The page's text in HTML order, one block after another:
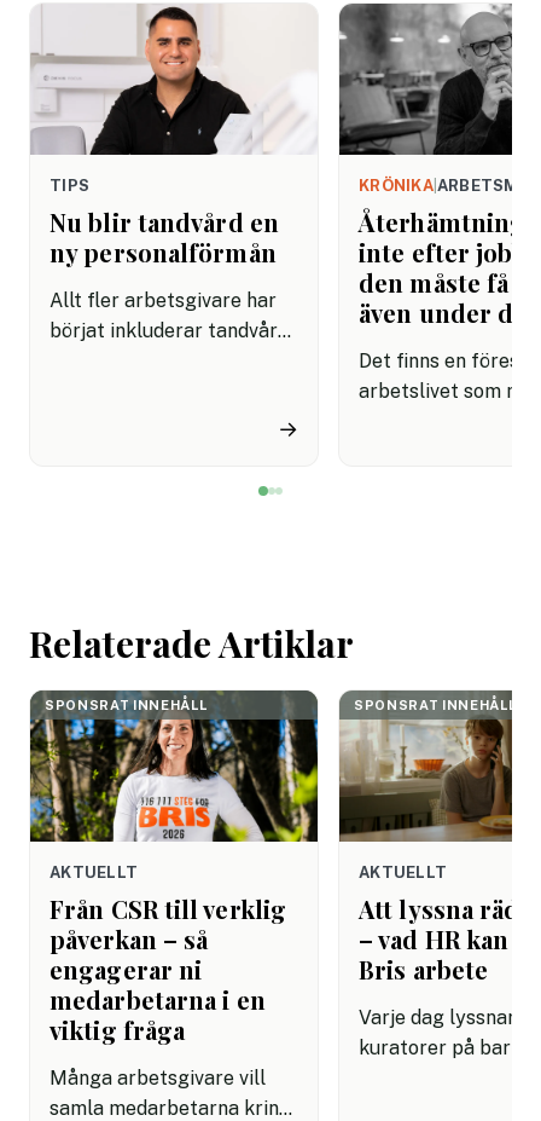
TIPS
Nu blir tandvård en
ny personalförmån
Allt fler arbetsgivare har
börjat inkluderar tandvård i
miljon svenskar uppger att
→
KRÖNIKA|
Återhämtning
inte efter
den måste få
även under
Det finns en
arbetslivet som
Relaterade Artiklar
SPONSRAT INNEHÅLL
AKTUELLT
Från CSR till verklig
påverkan – så
engagerar ni
medarbetarna i en
viktig fråga
Många arbetsgivare vill
samla medarbetarna kring
SPONSRAT INNEHÅLL
AKTUELLT
Att lyssna
– vad HR kan
Bris arbete
Varje dag lyssnar
kuratorer på barn